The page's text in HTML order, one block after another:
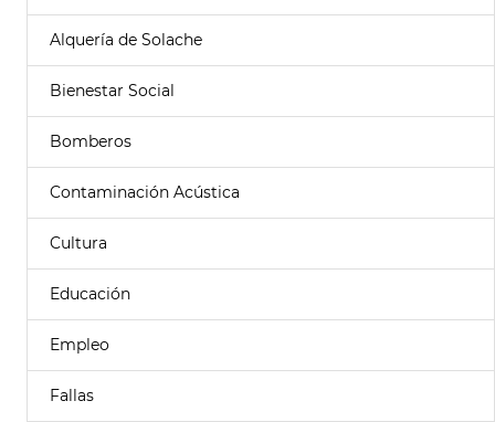
Alquería de Solache
Bienestar Social
Bomberos
Contaminación Acústica
Cultura
Educación
Empleo
Fallas